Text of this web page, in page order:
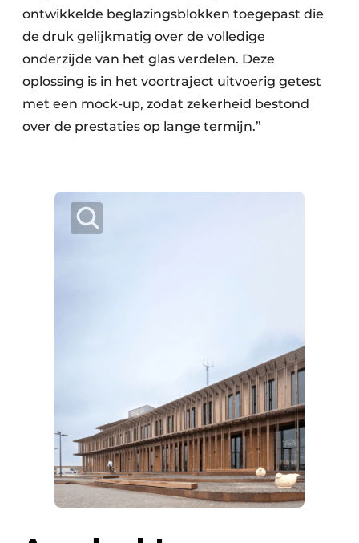
ontwikkelde beglazingsblokken toegepast die
de druk gelijkmatig over de volledige
onderzijde van het glas verdelen. Deze
oplossing is in het voortraject uitvoerig getest
met een mock-up, zodat zekerheid bestond
over de prestaties op lange termijn.”